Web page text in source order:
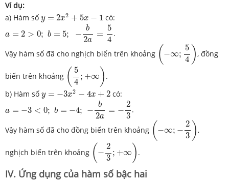
Ví dụ:
a) Hàm số y = 2x2 + 5x − 1
x + 5 − có:
a = 2 > 0; b = 5; −
b
2a
=
5
4
a=2>0 ;b=5 b2 = 4
.
Vậy hàm số đã cho nghịch biến trên khoảng ( −∞;
5
4 )
− )
, đồng
biến trên khoảng ( 5
4
; +∞ )
5 4
.
b) Hàm số y = −3x2 − 4x + 2
x2− + có:
a = −3 < 0; b = −4; −
b
2a
= −
2
3
a=−3< 0;b= −b2 −2 3
.
Vậy hàm số đã cho đồng biến trên khoảng ( −∞; −
2
3 )
−
,
nghịch biến trên khoảng ( −
2
3
; +∞ )
− 3;
.
IV. Ứng dụng của hàm số bậc hai